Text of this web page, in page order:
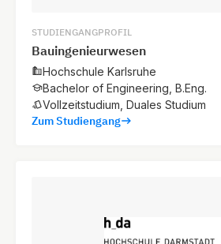
STUDIENGANGPROFIL
Bauingenieurwesen
Hochschule Karlsruhe
Bachelor of Engineering, B.Eng.
Vollzeitstudium, Duales Studium
Zum Studiengang